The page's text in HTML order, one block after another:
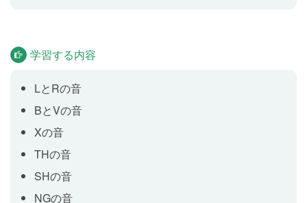
Lesson 7 Th (voiced)の発音
ます。
Lesson 8
SHの発音を単語と文章を使いトレーニングします。
学習する内容
LとRの音
BとVの音
Xの音
THの音
SHの音
NGの音